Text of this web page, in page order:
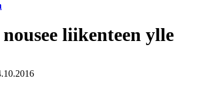
liikenteen ylle